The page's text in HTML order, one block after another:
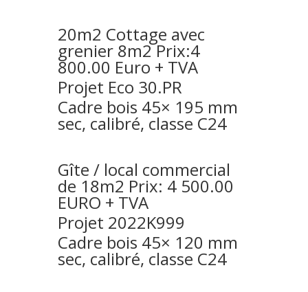
20m2 Cottage avec
grenier 8m2 Prix:4
800.00 Euro + TVA
Projet Eco 30.PR
Cadre bois 45× 195 mm
sec, calibré, classe C24
Gîte / local commercial
de 18m2 Prix: 4 500.00
EURO + TVA
Projet 2022K999
Cadre bois 45× 120 mm
sec, calibré, classe C24